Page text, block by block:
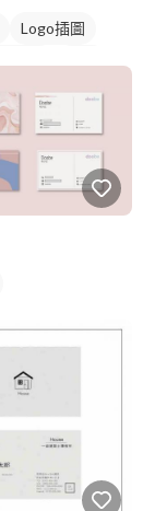
Logo插圖